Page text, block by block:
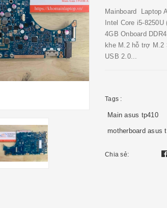
Mainboard Laptop
Intel Core i5-
4GB Onboard
khe M.2 hỗ trợ M.2
USB 2.0...
Tags :
Main asus tp410
motherboard asus
Chia sẻ: